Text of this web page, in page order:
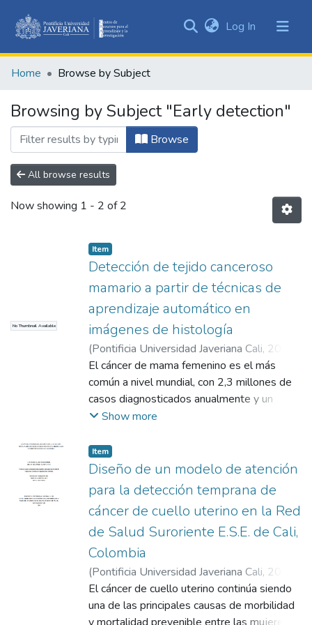
&
All of DSpace
Log In (current)
Home Browse by Subject
Browsing by Subject "Early detection"
Browse
All browse results
Now showing 1 - 2 of 2
No Thumbnail Available
Item
Detección de tejido canceroso
mamario a partir de técnicas de
aprendizaje automático en
imágenes de histología
(Pontificia Universidad Javeriana Cali, 2024
Ortiz Meléndez, Diego Fernando;Layton
Galindo, Oscar Julián;Gil González, Julián
El cáncer de mama femenino es el más
común a nivel mundial, con 2,3 millones de
casos diagnosticados anualmente y un
riesgo de recurrencia del 15%. La detección
tratamiento y las tasas de supervivencia. Sin
embargo, el análisis visual de imágenes
histológicas es complejo y subjetivo, lo que
lleva a errores en el diagnóstico. Este
proyecto desarrolló un modelo de
clasificación de imágenes histológicas
utilizando aprendizaje automático para
detectar tejido canceroso mamario, con el
objetivo de apoyar a los especialistas en la
detección temprana y precisa de la
enfermedad. Se recopilaron imágenes
Show more
Item
Diseño de un modelo de atención
para la detección temprana de
cáncer de cuello uterino en la Red
de Salud Suroriente E.S.E. de Cali,
Colombia
(Pontificia Universidad Javeriana Cali, 2025
Escobar Rivera, Lina Marcela;Alzate Celis,
Mayra Alejandra;Arrivillaga Quintero,
El cáncer de cuello uterino continúa siendo
una de las principales causas de morbilidad